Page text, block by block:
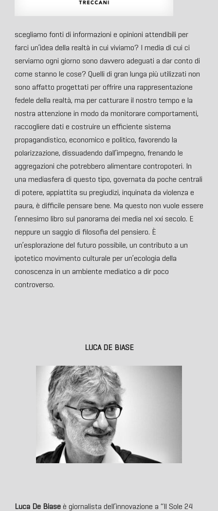
scegliamo fonti di informazioni e opinioni attendibili per
farci un’idea della realtà in cui viviamo? I media di cui ci
serviamo ogni giorno sono davvero adeguati a dar conto di
come stanno le cose? Quelli di gran lunga più utilizzati non
sono affatto progettati per offrire una rappresentazione
fedele della realtà, ma per catturare il nostro tempo e la
nostra attenzione in modo da monitorare comportamenti,
raccogliere dati e costruire un efficiente sistema
propagandistico, economico e politico, favorendo la
polarizzazione, dissuadendo dall’impegno, frenando le
aggregazioni che potrebbero alimentare contropoteri. In
una mediasfera di questo tipo, governata da poche centrali
di potere, appiattita su pregiudizi, inquinata da violenza e
paura, è difficile pensare bene. Ma questo non vuole essere
l’ennesimo libro sul panorama dei media nel xxi secolo. E
neppure un saggio di filosofia del pensiero. È
un’esplorazione del futuro possibile, un contributo a un
ipotetico movimento culturale per un’ecologia della
conoscenza in un ambiente mediatico a dir poco
controverso.
LUCA DE BIASE
Luca De Biase è giornalista dell’innovazione a “Il Sole 24